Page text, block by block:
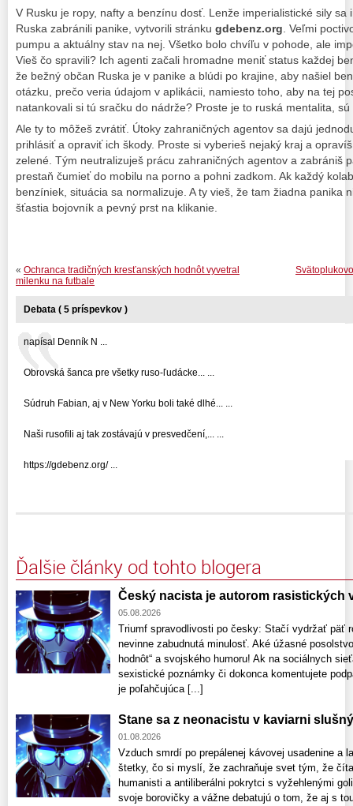
V Rusku je ropy, nafty a benzínu dosť. Lenže imperialistické sily sa
Ruska zabránili panike, vytvorili stránku gdebenz.org . Veľmi
pumpu a aktuálny stav na nej. Všetko bolo chvíľu v pohode, ale
Vieš čo spravili? Ich agenti začali hromadne meniť status každej
že bežný občan Ruska je v panike a blúdi po krajine, aby našiel
otázku, prečo veria údajom v aplikácii, namiesto toho, aby na tej
natankovali si tú sračku do nádrže? Proste je to ruská mentalita, sú
Ale ty to môžeš zvrátiť. Útoky zahraničných agentov sa dajú
prihlásiť a opraviť ich škody. Proste si vyberieš nejaký kraj a
zelené. Tým neutralizuješ prácu zahraničných agentov a zabrániš
prestaň čumieť do mobilu na porno a pohni zadkom. Ak každý
benzíniek, situácia sa normalizuje. A ty vieš, že tam žiadna panika
šťastia bojovník a pevný prst na klikanie.
« Ochranca tradičných kresťanských hodnôt vyvetral
milenku na futbale
Debata ( 5 príspevkov )
napísal Denník N ...
Obrovská šanca pre všetky ruso-ľudácke... ...
Súdruh Fabian, aj v New Yorku boli také dlhé... ...
Naši rusofili aj tak zostávajú v presvedčení,... ...
https://gdebenz.org/ ...
Ďalšie články od tohto blogera
Český nacista je autorom rasistických
05.08.2026
Triumf spravodlivosti po česky: Stačí vydržať päť
nevinne zabudnutá minulosť. Aké úžasné
hodnôt“ a svojského humoru! Ak na sociálnych
sexistické poznámky či dokonca komentujete
je poľahčujúca [...]
Stane sa z neonacistu v kaviarni
01.08.2026
Vzduch smrdí po prepálenej kávovej usadenine a
štetky, čo si myslí, že zachraňuje svet tým, že
humanisti a antiliberálni pokrytci s vyžehlenými
svoje borovičky a vážne debatujú o tom, že aj s